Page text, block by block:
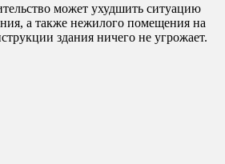
может ухудшить ситуацию
а также нежилого помещения на
здания ничего не угрожает.